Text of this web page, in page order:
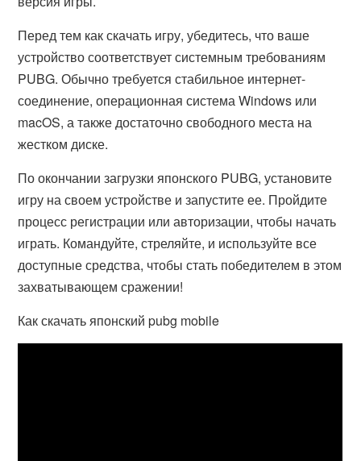
Перед тем как скачать игру, убедитесь, что ваше
устройство соответствует системным требованиям
PUBG. Обычно требуется стабильное интернет-
соединение, операционная система Windows или
macOS, а также достаточно свободного места на
жестком диске.
По окончании загрузки японского PUBG, установите
игру на своем устройстве и запустите ее. Пройдите
процесс регистрации или авторизации, чтобы начать
играть. Командуйте, стреляйте, и используйте все
доступные средства, чтобы стать победителем в этом
захватывающем сражении!
Как скачать японский pubg mobile